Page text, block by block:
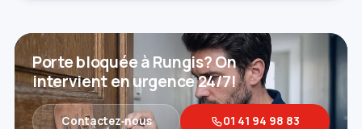
Porte bloquée à Rungis? On
intervient en urgence 24/7!
Contactez‑nous 01 41 94 98 83